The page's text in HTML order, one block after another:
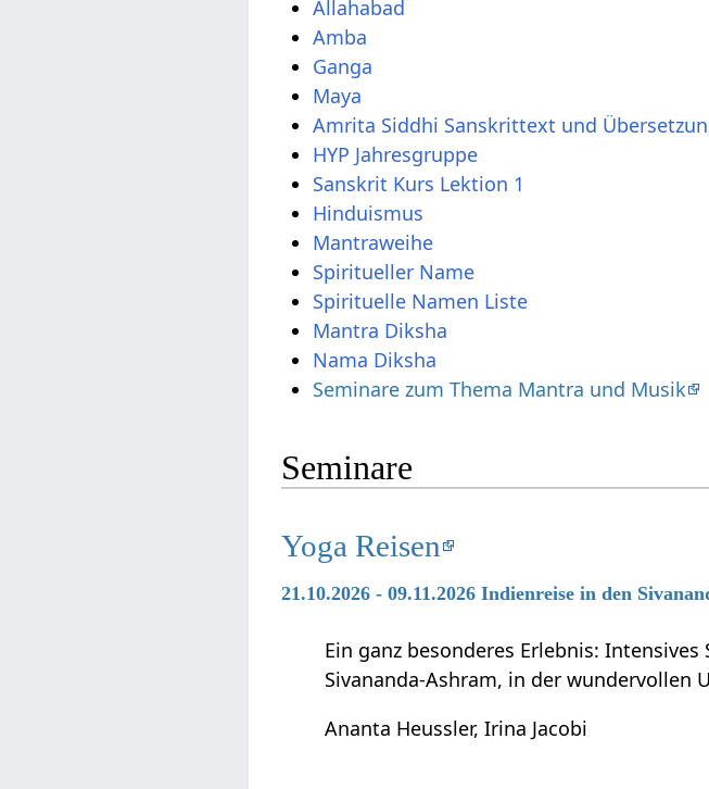
Allahabad
Amba
Ganga
Maya
Amrita Siddhi Sanskrittext und
HYP Jahresgruppe
Sanskrit Kurs Lektion 1
Hinduismus
Mantraweihe
Spiritueller Name
Spirituelle Namen Liste
Mantra Diksha
Nama Diksha
Seminare zum Thema Mantra und Musik
Seminare
Yoga Reisen
21.10.2026 - 09.11.2026 Indienreise in den
Ein ganz besonderes Erlebnis:
Sivananda-Ashram, in der wundervollen
Ananta Heussler, Irina Jacobi